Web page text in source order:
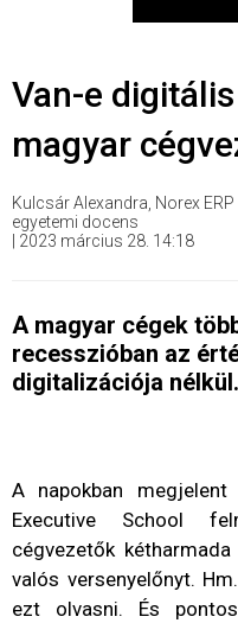
Van-e
magyar
Kulcsár Alexandra, Norex
egyetemi docens
2023 március 28. 14:18
A magyar cégek
recesszióban az
digitalizációja nélkül.
A napokban
Executive School
cégvezetők
valós versenyelőnyt.
ezt olvasni. És